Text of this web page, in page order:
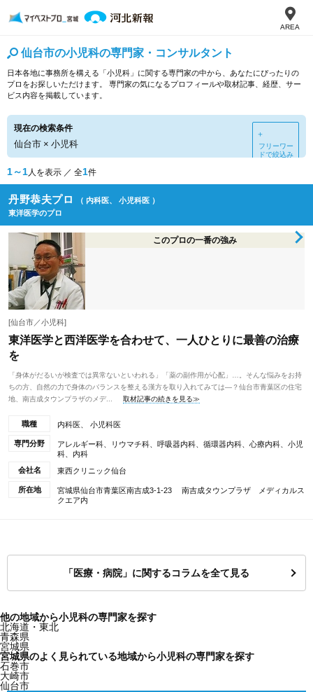
AREA
仙台市の小児科の専門家・コンサルタント
日本各地に事務所を構える「小児科」に関する専門家の中から、あなたにぴったりの
プロをお探しいただけます。 専門家の気になるプロフィールや取材記事、経歴、サー
ビス内容を掲載しています。
現在の検索条件
仙台市 × 小児科
＋
フリーワー
ドで絞込み
1～1人を表示 ／ 全1件
丹野恭夫プロ
（ 内科医、 小児科医 ）
東洋医学のプロ
このプロの一番の強み
[仙台市／小児科]
東洋医学と西洋医学を合わせて、一人ひとりに最善の治療
を
「身体がだるいが検査では異常ないといわれる」「薬の副作用が心配」…。そんな悩みをお持
ちの方、自然の力で身体のバランスを整える漢方を取り入れてみては―？仙台市青葉区の住宅
地、南吉成タウンプラザのメデ...
取材記事の続きを見る≫
職種 内科医、 小児科医
専門分野
アレルギー科、リウマチ科、呼吸器内科、循環器内科、心療内科、小児
科、内科
会社名
東西クリニック仙台
所在地
宮城県仙台市青葉区南吉成3-1-23 南吉成タウンプラザ メディカルス
クエア内
「医療・病院」に関するコラムを全て見る
他の地域から小児科の専門家を探す
北海道・東北
青森県
宮城県
宮城県のよく見られている地域から小児科の専門家を探す
石巻市
大崎市
仙台市